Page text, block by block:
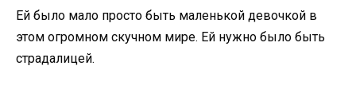
Ей было мало просто быть маленькой девочкой в
этом огромном скучном мире. Ей нужно было быть
страдалицей.